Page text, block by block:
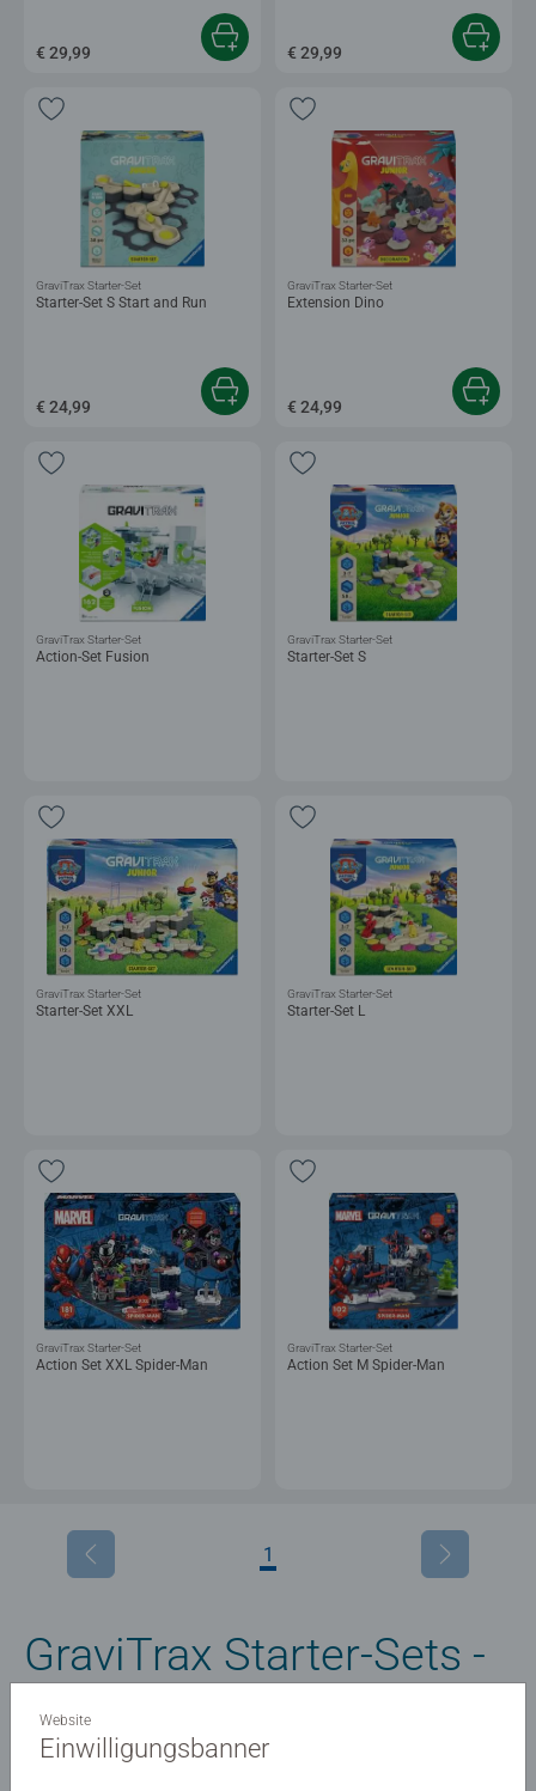
€ 29,99 € 29,99
Starter-Set S Start and Run
GraviTrax Starter-Set
€ 24,99
Extension Dino
GraviTrax Starter-Set
€ 24,99
Action-Set Fusion
GraviTrax Starter-Set
Starter-Set S
GraviTrax Starter-Set
Starter-Set XXL
GraviTrax Starter-Set
Starter-Set L
GraviTrax Starter-Set
Action Set XXL Spider-Man
GraviTrax Starter-Set
Action Set M Spider-Man
GraviTrax Starter-Set
1
GraviTrax Starter-Sets -
Auf die Tracks, fertig,
los!
Website
Einwilligungsbanner